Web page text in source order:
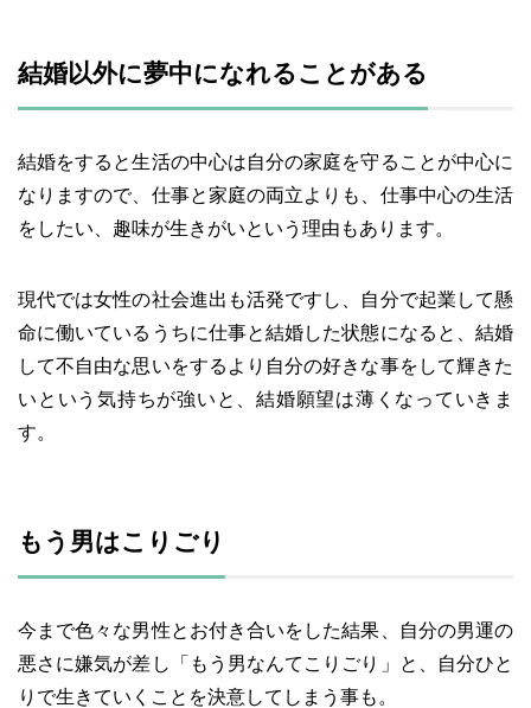
結婚以外に夢中になれることがある
結婚をすると生活の中心は自分の家庭を守ることが中心に
なりますので、仕事と家庭の両立よりも、仕事中心の生活
をしたい、趣味が生きがいという理由もあります。
現代では女性の社会進出も活発ですし、自分で起業して懸
命に働いているうちに仕事と結婚した状態になると、結婚
して不自由な思いをするより自分の好きな事をして輝きた
いという気持ちが強いと、結婚願望は薄くなっていきま
す。
もう男はこりごり
今まで色々な男性とお付き合いをした結果、自分の男運の
悪さに嫌気が差し「もう男なんてこりごり」と、自分ひと
りで生きていくことを決意してしまう事も。